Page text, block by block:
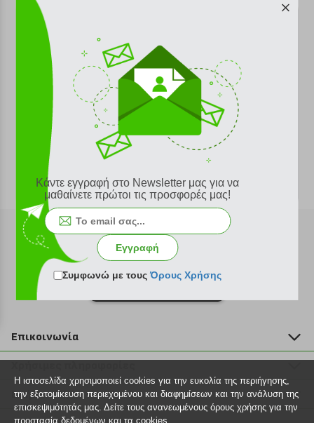
Εγγραφή στο newsletter
Επικοινωνία
211 2000 700
info@plus4u.gr
Η εταιρία
Σημεία παραλαβής
Βοήθεια
Εξέλιξη παραγγελίας
Κάντε εγγραφή στο Newsletter μας για να
μαθαίνετε πρώτοι τις προσφορές μας!
Εγγραφή
Συμφωνώ με τουςΌρους Χρήσης
Η ιστοσελίδα χρησιμοποιεί cookies για την ευκολία της περιήγησης,
την εξατομίκευση περιεχομένου και διαφημίσεων και την ανάλυση της
επισκεψιμότητάς μας. Δείτε τους ανανεωμένους όρους χρήσης για την
προστασία δεδομένων και τα cookies.